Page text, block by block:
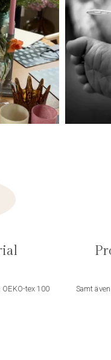
tex 100
Samt